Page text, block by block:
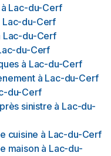
à Lac-du-Cerf
Lac-du-Cerf
Lac-du-Cerf
du-Cerf
à Lac-du-Cerf
à Lac-du-Cerf
du-Cerf
sinistre à Lac-du-
cuisine à Lac-du-Cerf
maison à Lac-du-